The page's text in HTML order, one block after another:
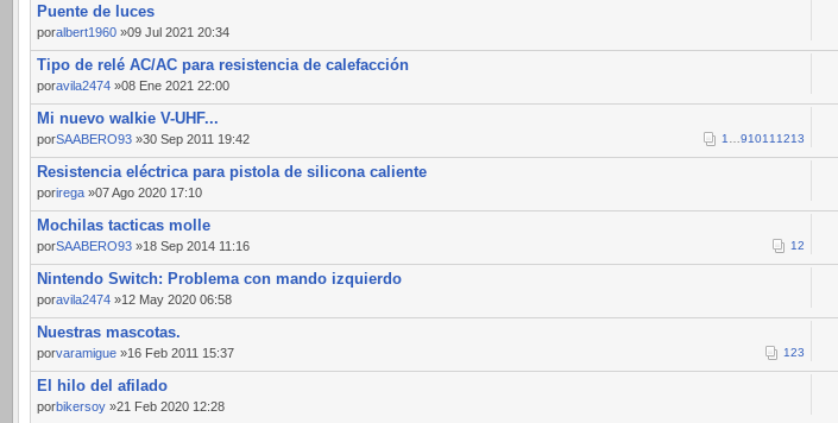
Puente de luces
poralbert1960 »09 Jul 2021 20:34
Tipo de relé AC/AC para resistencia de calefacción
poravila2474 »08 Ene 2021 22:00
Mi nuevo walkie V-UHF...
porSAABERO93 »30 Sep 2011 19:42 1 91011 1213
Resistencia eléctrica para pistola de silicona caliente
porirega »07 Ago 2020 17:10
Mochilas tacticas molle
porSAABERO93 »18 Sep 2014 11:16 12
Nintendo Switch: Problema con mando izquierdo
poravila2474 »12 May 2020 06:58
Nuestras mascotas.
porvaramigue »16 Feb 2011 15:37 123
El hilo del afilado
porbikersoy »21 Feb 2020 12:28